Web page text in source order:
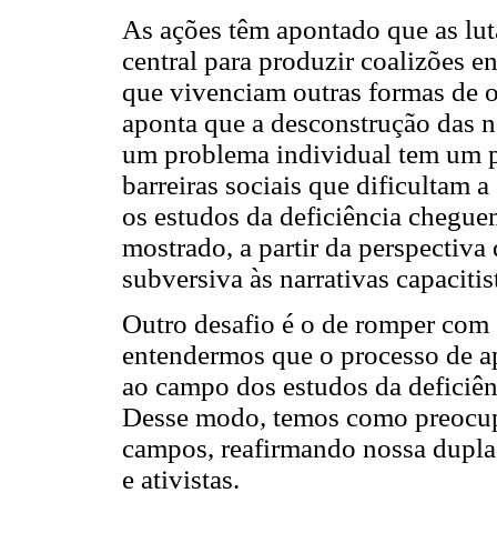
As ações têm apontado que as
central para produzir coalizões
que vivenciam outras formas de
aponta que a desconstrução das
um problema individual tem um
barreiras sociais que dificultam
os estudos da deficiência
mostrado, a partir da
subversiva às narrativas
Outro desafio é o de romper
entendermos que o processo de
ao campo dos estudos da
Desse modo, temos como
campos, reafirmando nossa
e ativistas.